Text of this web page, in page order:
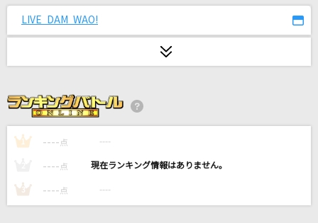
優里
手嶌 葵
儚さ
LIVE DAM WAO!
1 ---- 点 ----
---- 点 ----
3 ---- 点 ----